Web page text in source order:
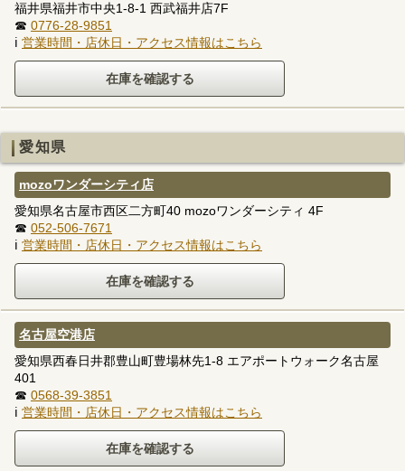
福井県福井市中央1-8-1 西武福井店7F
☎ 0776-28-9851
ℹ 営業時間・店休日・アクセス情報はこちら
愛知県
mozoワンダーシティ店
愛知県名古屋市西区二方町40 mozoワンダーシティ 4F
☎ 052-506-7671
ℹ 営業時間・店休日・アクセス情報はこちら
名古屋空港店
愛知県西春日井郡豊山町豊場林先1-8 エアポートウォーク名古屋
401
☎ 0568-39-3851
ℹ 営業時間・店休日・アクセス情報はこちら